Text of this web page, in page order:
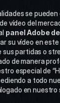
se pueden
vídeo del
panel Adobe
su vídeo en
partidas o
de manera
especial de
a todo
en nuestro